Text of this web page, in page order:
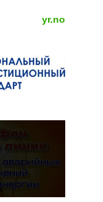
yr.no